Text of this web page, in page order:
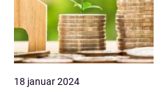
18 januar 2024